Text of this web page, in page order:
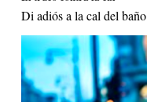
Di adiós a la cal del